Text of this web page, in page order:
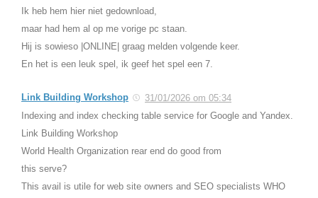
Ik heb hem hier niet gedownload,
maar had hem al op me vorige pc staan.
Hij is sowieso |ONLINE| graag melden volgende keer.
En het is een leuk spel, ik geef het spel een 7.
Link Building Workshop
31/01/2026 om 05:34
Indexing and index checking table service for Google and Yandex.
Link Building Workshop
World Health Organization rear end do good from
this serve?
This avail is utile for web site owners and SEO specialists WHO